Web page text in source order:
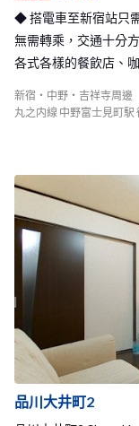
◆ 搭電車至新宿站只
無需轉乘，交通十分
各式各樣的餐飲店、
新宿・中野・吉祥寺周邊
丸之内線 中野富士見町駅
品川大井町2